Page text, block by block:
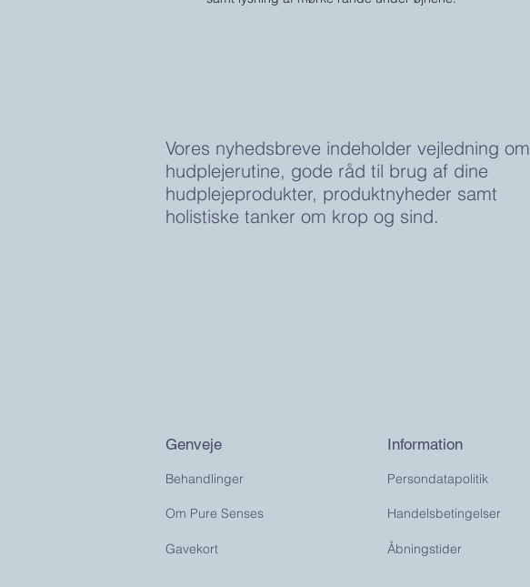
Vores nyhedsbreve indeholder vejledning om
hudplejerutine, gode råd til brug af dine
hudplejeprodukter, produktnyheder samt
holistiske tanker om krop og sind.
Genveje
Behandlinger
Om Pure Senses
Gavekort
Information
Persondatapolitik
Handelsbetingelser
Åbningstider